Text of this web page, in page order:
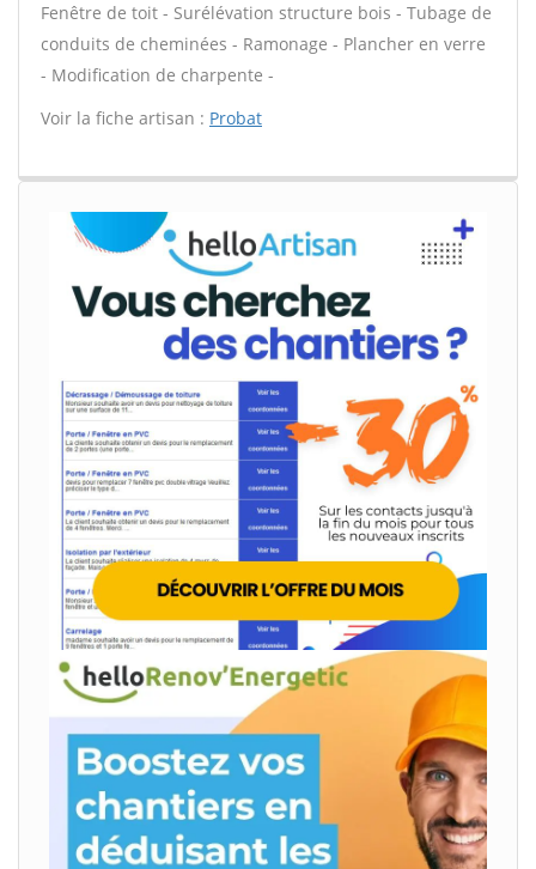
Fenêtre de toit - Surélévation structure bois - Tubage de
conduits de cheminées - Ramonage - Plancher en verre
- Modification de charpente -
Voir la fiche artisan : Probat